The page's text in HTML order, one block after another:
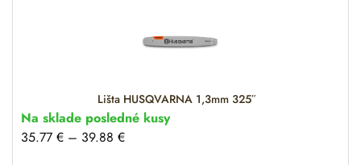
Lišta HUSQVARNA 1,3mm 325″
Na sklade posledné kusy
35.77 € – 39.88 €